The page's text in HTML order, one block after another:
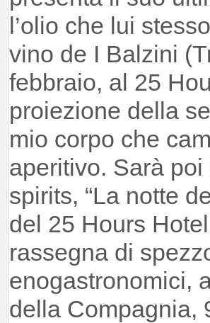
l’olio che lui
vino de I Balzini
febbraio, al 25
proiezione della
mio corpo che
aperitivo. Sarà
spirits, “La notte
del 25 Hours
rassegna di
enogastronomici,
della Compagnia,